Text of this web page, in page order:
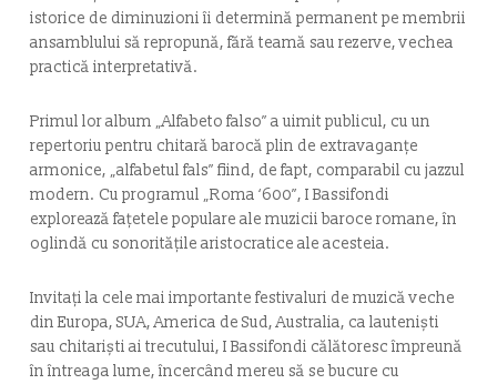
istorice de diminuzioni îi determină permanent pe membrii
ansamblului să repropună, fără teamă sau rezerve, vechea
practică interpretativă.
Primul lor album „Alfabeto falso” a uimit publicul, cu un
repertoriu pentru chitară barocă plin de extravaganțe
armonice, „alfabetul fals” fiind, de fapt, comparabil cu jazzul
modern. Cu programul „Roma ‘600”, I Bassifondi
explorează fațetele populare ale muzicii baroce romane, în
oglindă cu sonoritățile aristocratice ale acesteia.
Invitați la cele mai importante festivaluri de muzică veche
din Europa, SUA, America de Sud, Australia, ca lauteniști
sau chitariști ai trecutului, I Bassifondi călătoresc împreună
în întreaga lume, încercând mereu să se bucure cu